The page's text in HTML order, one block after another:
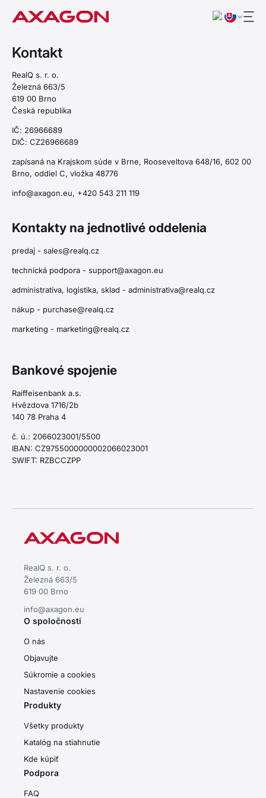
Kontakt
RealQ s. r. o.
Železná 663/5
619 00 Brno
Česká republika
IČ: 26966689
DIČ: CZ26966689
zapísaná na Krajskom súde v Brne, Rooseveltova 648/16, 602 00
Brno, oddiel C, vložka 48776
info@axagon.eu, +420 543 211 119
Kontakty na jednotlivé oddelenia
predaj - sales@realq.cz
technická podpora - support@axagon.eu
administratíva, logistika, sklad - administrativa@realq.cz
nákup - purchase@realq.cz
marketing - marketing@realq.cz
Bankové spojenie
Raiffeisenbank a.s.
Hvězdova 1716/2b
140 78 Praha 4
č. ú.: 2066023001/5500
IBAN: CZ9755000000002066023001
SWIFT: RZBCCZPP
RealQ s. r. o.
Železná 663/5
619 00 Brno
info@axagon.eu
O spoločnosti
O nás
Objavujte
Súkromie a cookies
Nastavenie cookies
Produkty
Všetky produkty
Katalóg na stiahnutie
Kde kúpiť
Podpora
FAQ